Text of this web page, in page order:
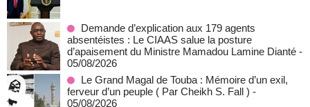
Demande d’explication aux 179 agents
absentéistes : Le CIAAS salue la posture
d’apaisement du Ministre Mamadou Lamine Dianté -
05/08/2026
Le Grand Magal de Touba : Mémoire d’un exil,
ferveur d’un peuple ( Par Cheikh S. Fall ) -
05/08/2026